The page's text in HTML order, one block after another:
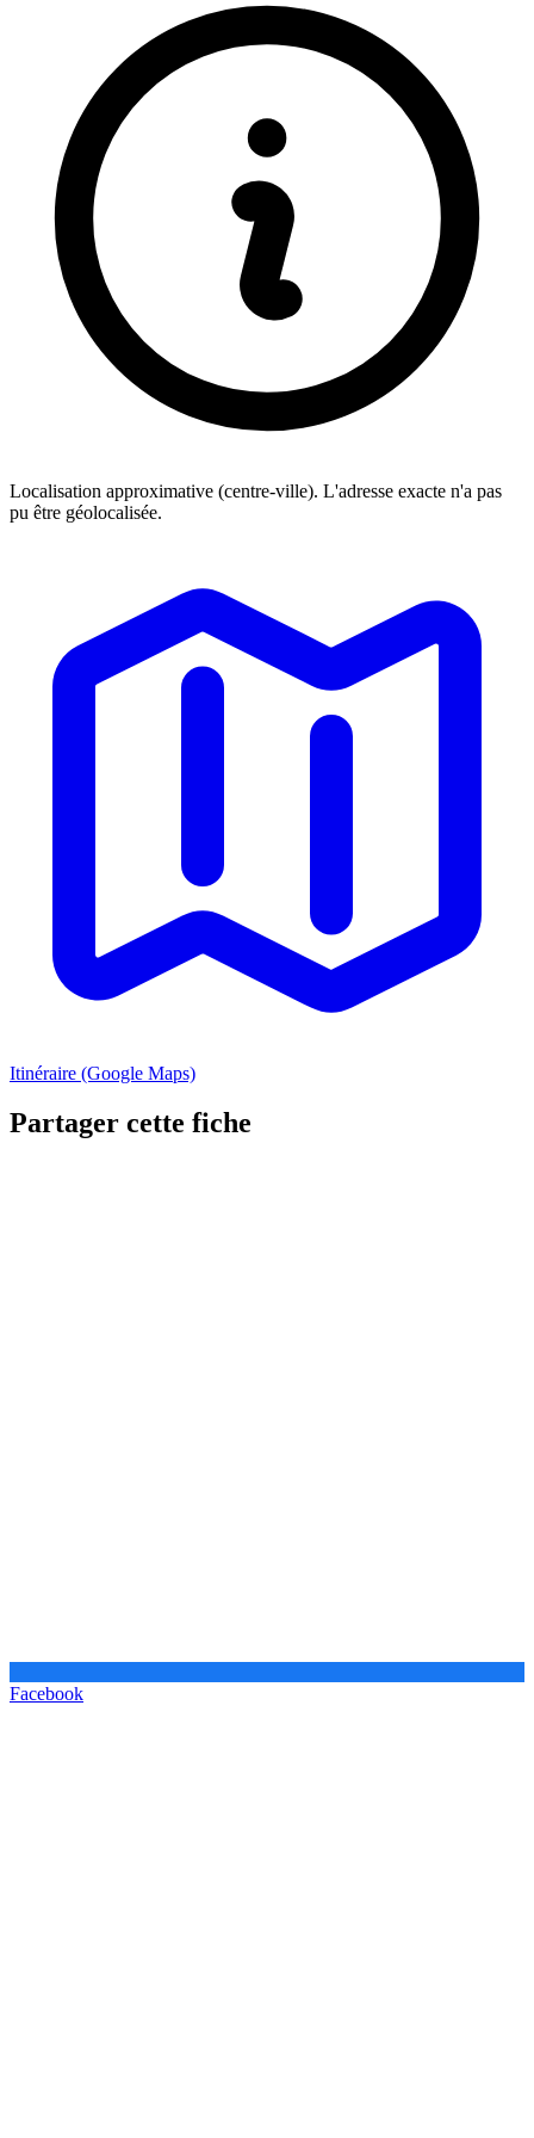
Localisation approximative (centre-ville). L'adresse exacte n'a pas
pu être géolocalisée.
Itinéraire (Google Maps)
Partager cette fiche
Facebook